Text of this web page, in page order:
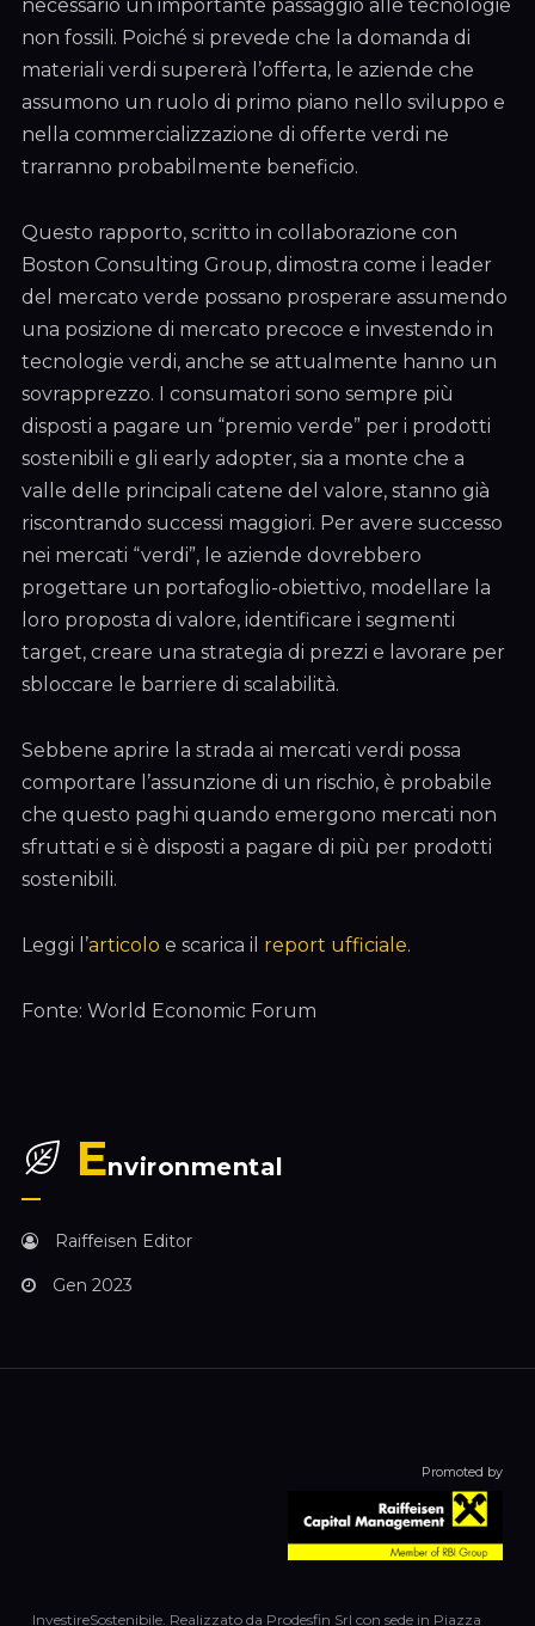
necessario un importante passaggio alle tecnologie
non fossili. Poiché si prevede che la domanda di
materiali verdi supererà l’offerta, le aziende che
assumono un ruolo di primo piano nello sviluppo e
nella commercializzazione di offerte verdi ne
trarranno probabilmente beneficio.
Questo rapporto, scritto in collaborazione con
Boston Consulting Group, dimostra come i leader
del mercato verde possano prosperare assumendo
una posizione di mercato precoce e investendo in
tecnologie verdi, anche se attualmente hanno un
sovrapprezzo. I consumatori sono sempre più
disposti a pagare un “premio verde” per i prodotti
sostenibili e gli early adopter, sia a monte che a
valle delle principali catene del valore, stanno già
riscontrando successi maggiori. Per avere successo
nei mercati “verdi”, le aziende dovrebbero
progettare un portafoglio-obiettivo, modellare la
loro proposta di valore, identificare i segmenti
target, creare una strategia di prezzi e lavorare per
sbloccare le barriere di scalabilità.
Sebbene aprire la strada ai mercati verdi possa
comportare l’assunzione di un rischio, è probabile
che questo paghi quando emergono mercati non
sfruttati e si è disposti a pagare di più per prodotti
sostenibili.
Leggi l’articolo e scarica il report ufficiale.
Fonte: World Economic Forum
Environmental
Raiffeisen Editor
Gen 2023
Promoted by
InvestireSostenibile. Realizzato da Prodesfin Srl con sede in Piazza